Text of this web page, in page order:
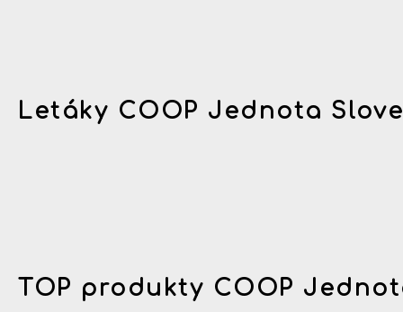
Letáky COOP Jednota
TOP produkty COOP